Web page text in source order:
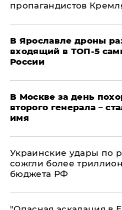
пропагандистов
В Ярославле дроны
входящий в ТОП-5
России
В Москве за день
второго генерала –
имя
Украинские удары по
сожгли более
бюджета РФ